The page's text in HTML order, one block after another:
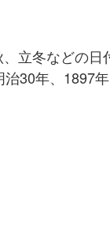
立冬などの
30年、1897年